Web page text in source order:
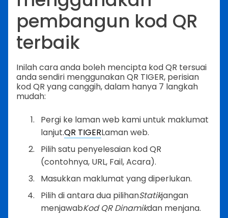
pembangun kod QR
terbaik
Inilah cara anda boleh mencipta kod QR tersuai
anda sendiri menggunakan QR TIGER, perisian
kod QR yang canggih, dalam hanya 7 langkah
mudah:
Pergi ke laman web kami untuk maklumat
lanjut.QR TIGERLaman web.
Pilih satu penyelesaian kod QR
(contohnya, URL, Fail, Acara).
Masukkan maklumat yang diperlukan.
Pilih di antara dua pilihanStatikjangan
menjawabKod QR Dinamikdan menjana.